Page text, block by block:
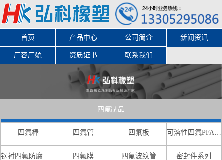
首页 产品中心 公司简介 新闻资讯
厂容厂貌 资质证书 联系我们
四氟制品
四氟棒 四氟管 四氟板 可溶性四氟PFA-FEP(F46)
钢衬四氟防腐系列 四氟膜 四氟波纹管 密封件系列